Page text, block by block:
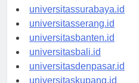
universitasyogyakarta.id
universitassurabaya.id
universitasserang.id
universitasbanten.id
universitasbali.id
universitasdenpasar.id